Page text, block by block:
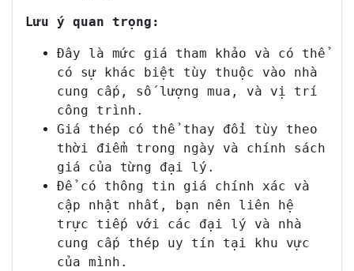
Lưu ý quan trọng:
Đây là mức giá tham khảo và có thể
có sự khác biệt tùy thuộc vào nhà
cung cấp, số lượng mua, và vị trí
công trình.
Giá thép có thể thay đổi tùy theo
thời điểm trong ngày và chính sách
giá của từng đại lý.
Để có thông tin giá chính xác và
cập nhật nhất, bạn nên liên hệ
trực tiếp với các đại lý và nhà
cung cấp thép uy tín tại khu vực
của mình.